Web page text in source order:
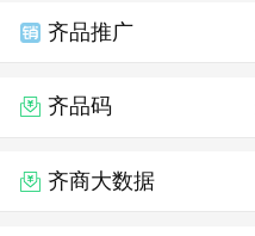
齐品推广
齐品码
齐商大数据